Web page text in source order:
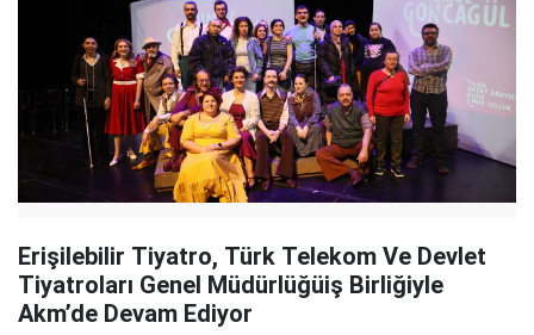
Erişilebilir Tiyatro, Türk Telekom Ve Devlet
Tiyatroları Genel Müdürlüğüiş Birliğiyle
Akm’de Devam Ediyor